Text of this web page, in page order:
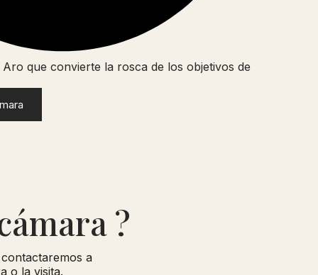
que convierte la rosca de los objetivos de
?
a
o la visita.